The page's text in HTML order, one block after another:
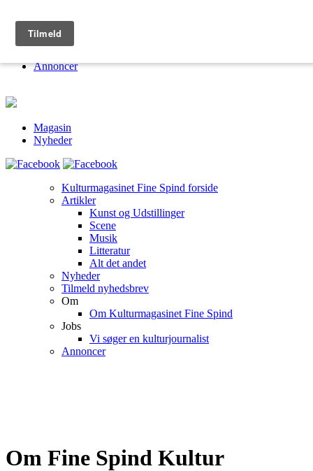
Om
Annoncer
Magasin
Nyheder
Kulturmagasinet Fine Spind forside
Artikler
Kunst og Udstillinger
Scene
Musik
Litteratur
Alt det andet
Nyheder
Tilmeld nyhedsbrev
Om
Om Kulturmagasinet Fine Spind
Jobs
Vi søger en kulturjournalist
Annoncer
Om Fine Spind Kultur